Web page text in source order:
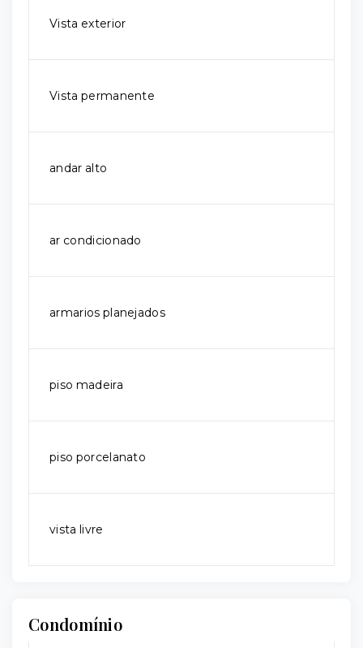
Vista exterior
Vista permanente
andar alto
ar condicionado
armarios planejados
piso madeira
piso porcelanato
vista livre
Condomínio